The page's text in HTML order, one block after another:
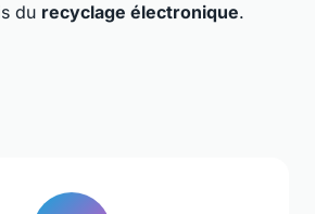
du recyclage électronique.